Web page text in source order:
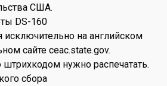
США.
DS-160
исключительно на английском
сайте ceac.state.gov.
нужно распечатать.
сбора